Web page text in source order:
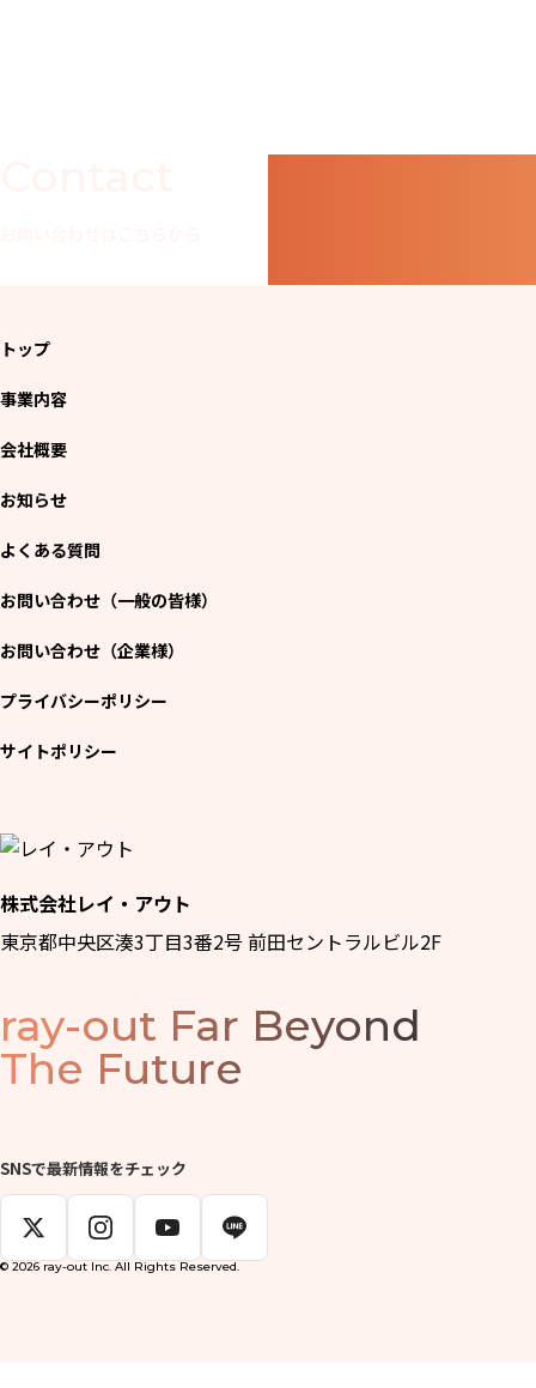
株式会社レイ・アウト
東京都中央区湊3丁目3番2号 前田セントラルビル2F
トップ
事業内容
会社概要
お知らせ
よくある質問
お問い合わせ（一般の皆様）
お問い合わせ（企業様）
プライバシーポリシー
サイトポリシー
ray-out Far Beyond
The Future
SNSで最新情報をチェック
© 2026 ray-out Inc. All Rights Reserved.